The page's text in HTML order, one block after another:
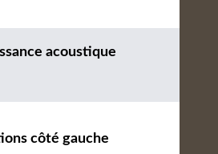
acoustique
côté gauche